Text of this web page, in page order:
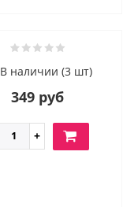
В наличии (3 шт)
349 руб